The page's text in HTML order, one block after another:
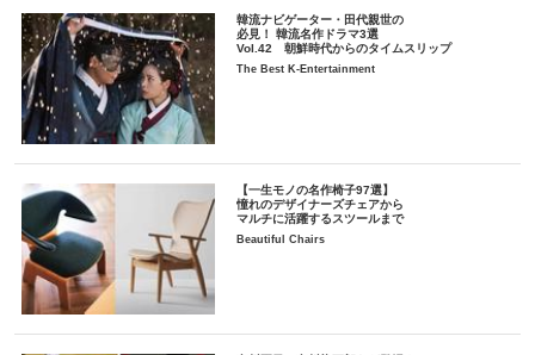
韓流ナビゲーター・田代親世の
必見！ 韓流名作ドラマ3選
Vol.42 朝鮮時代からのタイムスリップ
The Best K-Entertainment
【一生モノの名作椅子97選】
憧れのデザイナーズチェアから
マルチに活躍するスツールまで
Beautiful Chairs